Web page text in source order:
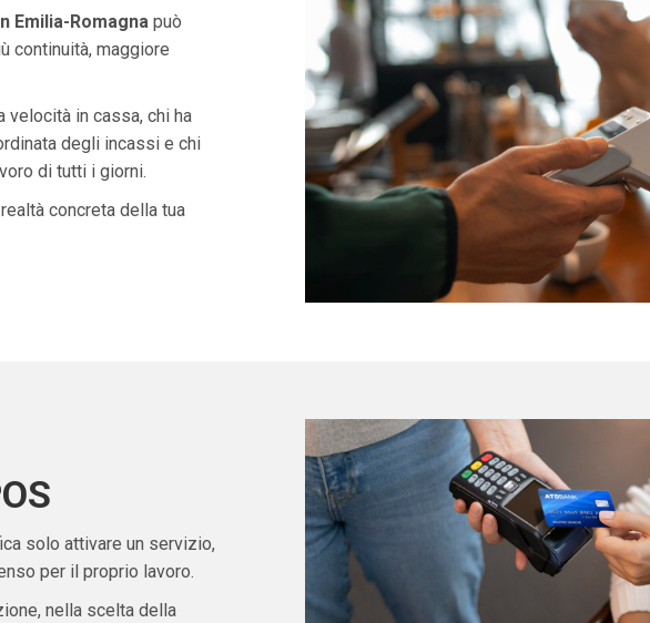
Emilia-Romagnapuò
continuità, maggiore
velocità in cassa, chi ha
degli incassi e chi
di tutti i giorni.
concreta della tua
solo attivare un servizio,
per il proprio lavoro.
nella scelta della